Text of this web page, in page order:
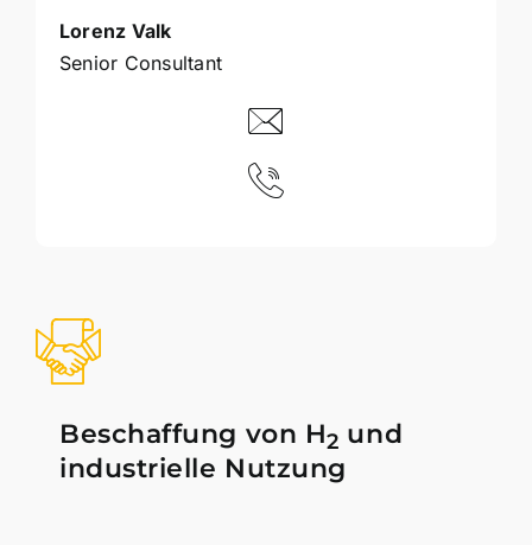
Lorenz Valk
Senior Consultant
Beschaffung von H2 und
industrielle Nutzung